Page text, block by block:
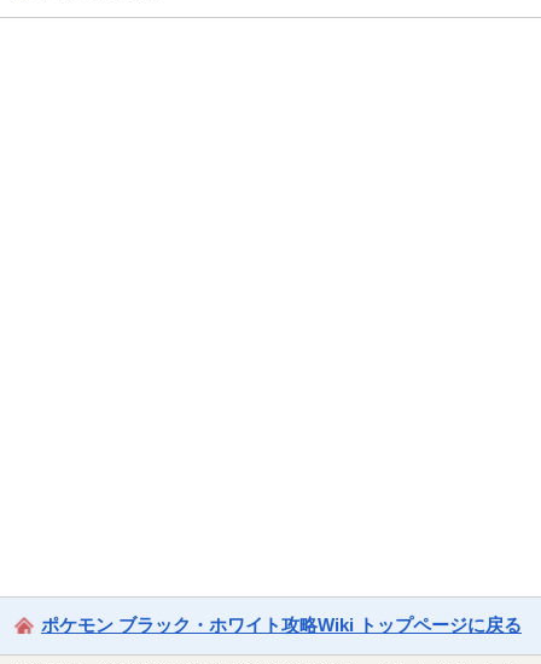
ポケモン ブラック・ホワイト攻略Wiki トップページに戻る